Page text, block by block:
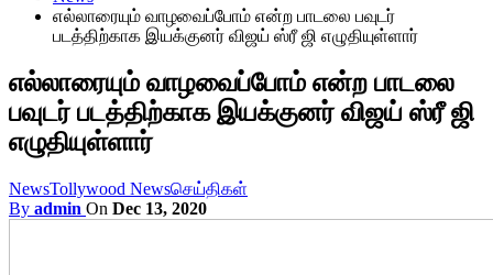
எல்லாரையும் வாழவைப்போம் என்ற பாடலை பவுடர்
படத்திற்காக இயக்குனர் விஜய் ஸ்ரீ ஜி எழுதியுள்ளார்
எல்லாரையும் வாழவைப்போம் என்ற பாடலை
பவுடர் படத்திற்காக இயக்குனர் விஜய் ஸ்ரீ ஜி
எழுதியுள்ளார்
NewsTollywood Newsசெய்திகள்
By admin On Dec 13, 2020